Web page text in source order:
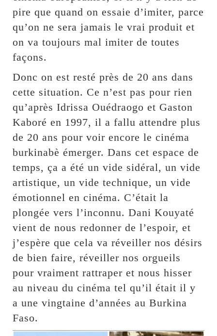
pire que quand on essaie d’imiter, parce
qu’on ne sera jamais le vrai produit et
on va toujours mal imiter de toutes
façons.
Donc on est resté près de 20 ans dans
cette situation. Ce n’est pas pour rien
qu’après Idrissa Ouédraogo et Gaston
Kaboré en 1997, il a fallu attendre plus
de 20 ans pour voir encore le cinéma
burkinabè émerger. Dans cet espace de
temps, ça a été un vide sidéral, un vide
artistique, un vide technique, un vide
émotionnel en cinéma. C’était la
plongée vers l’inconnu. Dani Kouyaté
vient de nous redonner de l’espoir, et
j’espère que cela va réveiller nos désirs
de bien faire, réveiller nos orgueils
pour vraiment rattraper et nous hisser
au niveau du cinéma tel qu’il était il y
a une vingtaine d’années au Burkina
Faso.